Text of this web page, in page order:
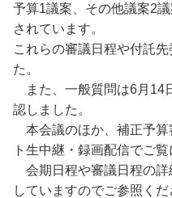
予算1議案、その他議案2
されています。
これらの審議日程や付託
た。
また、一般質問は6月14
認しました。
本会議のほか、補正予算
ト生中継・録画配信でご
会期日程や審議日程の詳
していますのでご参照くだ